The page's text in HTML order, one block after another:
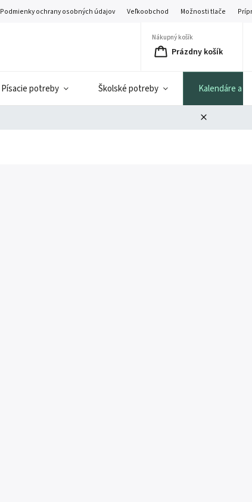
Podmienky ochrany osobných údajov Veľkoobchod Možnosti tlače
Nákupný košík
Prázdny košík
Písacie potreby Školské potreby Kalendáre a